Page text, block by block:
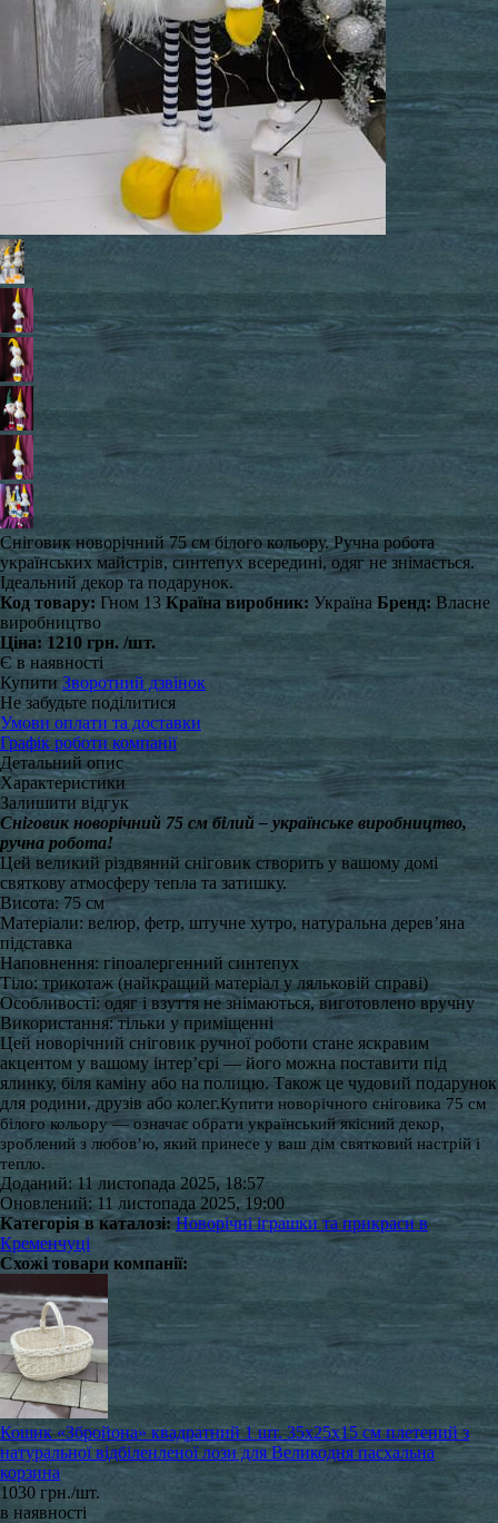
Сніговик новорічний 75 см білого кольору. Ручна робота
українських майстрів, синтепух всередині, одяг не знімається.
Ідеальний декор та подарунок.
Код товару: Гном 13 Країна виробник: Україна Бренд: Власне
виробництво
Ціна: 1210 грн. /шт.
Є в наявності
Купити Зворотний дзвінок
Не забудьте поділитися
Умови оплати та доставки
Графік роботи компанії
Детальний опис
Характеристики
Залишити відгук
Сніговик новорічний 75 см білий – українське виробництво,
ручна робота!
Цей великий різдвяний сніговик створить у вашому домі
святкову атмосферу тепла та затишку.
Висота: 75 см
Матеріали: велюр, фетр, штучне хутро, натуральна дерев’яна
підставка
Наповнення: гіпоалергенний синтепух
Тіло: трикотаж (найкращий матеріал у ляльковій справі)
Особливості: одяг і взуття не знімаються, виготовлено вручну
Використання: тільки у приміщенні
Цей новорічний сніговик ручної роботи стане яскравим
акцентом у вашому інтер’єрі — його можна поставити під
ялинку, біля каміну або на полицю. Також це чудовий подарунок
для родини, друзів або колег.Купити новорічного сніговика 75 см
білого кольору — означає обрати український якісний декор,
зроблений з любов’ю, який принесе у ваш дім святковий настрій і
тепло.
Доданий: 11 листопада 2025, 18:57
Оновлений: 11 листопада 2025, 19:00
Категорія в каталозі: Новорічні іграшки та прикраси в
Кременчуці
Схожі товари компанії:
Кошик «Збройона» квадратний 1 шт. 35x25x15 см плетений з
натуральної відбіленленої лози для Великодня пасхальна
корзина
1030 грн./шт.
в наявності